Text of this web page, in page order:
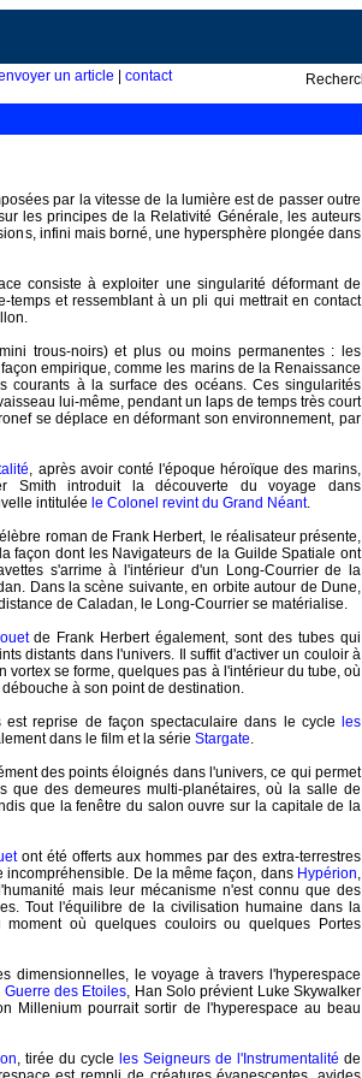
un article contact
par la vitesse de la lumière est de passer outre
les principes de la Relativité Générale, les auteurs
infini mais borné, une hypersphère plongée dans
consiste à exploiter une singularité déformant de
temps et ressemblant à un pli qui mettrait en contact
trous-noirs) et plus ou moins permanentes : les
empirique, comme les marins de la Renaissance
courants à la surface des océans. Ces singularités
lui-même, pendant un laps de temps très court
se déplace en déformant son environnement, par
, après avoir conté l'époque héroïque des marins,
Smith introduit la découverte du voyage dans
intitulée le Colonel revint du Grand Néant.
roman de Frank Herbert, le réalisateur présente,
façon dont les Navigateurs de la Guilde Spatiale ont
s'arrime à l'intérieur d'un Long-Courrier de la
Dans la scène suivante, en orbite autour de Dune,
de Caladan, le Long-Courrier se matérialise.
de Frank Herbert également, sont des tubes qui
distants dans l'univers. Il suffit d'activer un couloir à
vortex se forme, quelques pas à l'intérieur du tube, où
à son point de destination.
reprise de façon spectaculaire dans le cycle
les
dans le film et la série Stargate.
des points éloignés dans l'univers, ce qui permet
que des demeures multi-planétaires, où la salle de
que la fenêtre du salon ouvre sur la capitale de la
ont été offerts aux hommes par des extra-terrestres
De la même façon, dans Hypérion,
mais leur mécanisme n'est connu que des
Tout l'équilibre de la civilisation humaine dans la
où quelques couloirs ou quelques Portes
dimensionnelles, le voyage à travers l'hyperespace
Guerre des Etoiles, Han Solo prévient Luke Skywalker
Millenium pourrait sortir de l'hyperespace au beau
, tirée du cycle les Seigneurs de l'Instrumentalité de